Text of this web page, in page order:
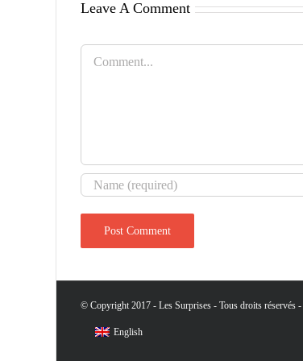
Leave A Comment
Comment
© Copyright 2017 - Les Surprises - Tous droits réservés -
English